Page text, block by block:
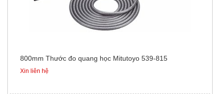
800mm Thước đo quang học Mitutoyo 539-815
Xin liên hệ